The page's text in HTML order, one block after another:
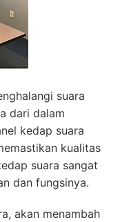
suara
dari dalam
kedap suara
kualitas
suara sangat
dan fungsinya.
akan menambah